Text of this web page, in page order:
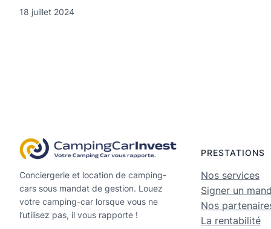
18 juillet 2024
Conciergerie et location de camping-
cars sous mandat de gestion. Louez
votre camping-car lorsque vous ne
l’utilisez pas, il vous rapporte !
PRESTATIONS
Nos services
Signer un
Nos
La rentabilité